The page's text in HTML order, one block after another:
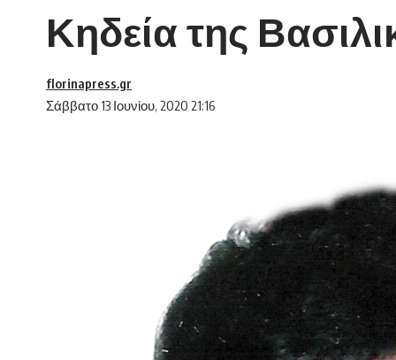
Κηδεία της
Σάββατο 13 Ιουνίου, 2020 21:16
florinapress.gr